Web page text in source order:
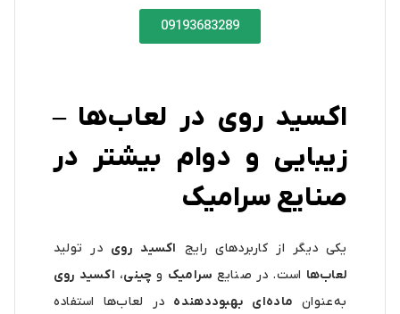
09193683289
اکسید روی در لعاب‌ها –
زیبایی و دوام بیشتر در
صنایع سرامیک
یکی دیگر از کاربردهای رایج اکسید روی در تولید
لعاب‌ها است. در صنایع سرامیک و چینی، اکسید روی
به‌عنوان ماده‌ای بهبود‌دهنده در لعاب‌ها استفاده